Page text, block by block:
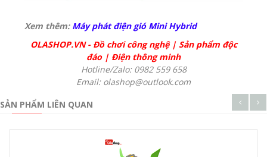
Xem thêm: Máy phát điện gió Mini Hybrid
OLASHOP.VN- Đồ chơi công nghệ| Sản phẩm độc
đáo| Điện thông minh
Hotline/Zalo: 0982 559 658
Email: olashop@outlook.com
SẢN PHẨM LIÊN QUAN